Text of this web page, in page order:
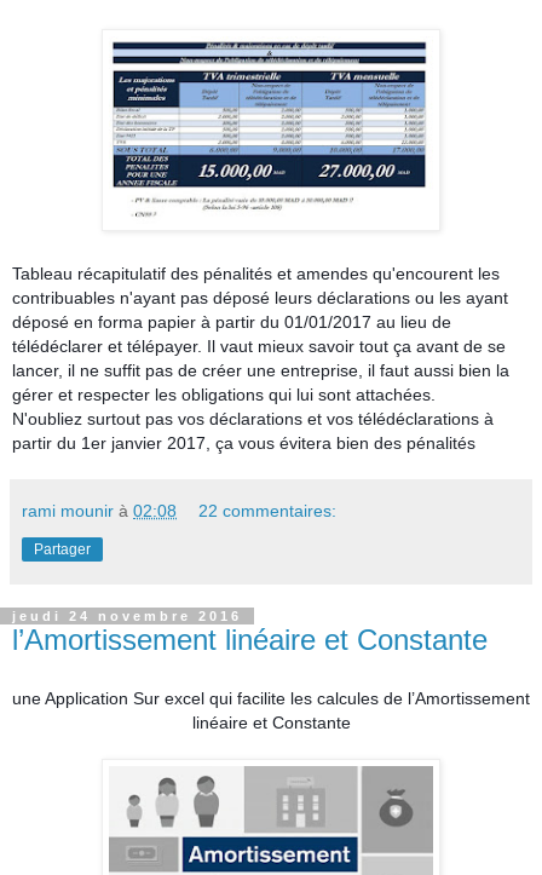
Tableau récapitulatif des pénalités et amendes qu'encourent les
contribuables n'ayant pas déposé leurs déclarations ou les ayant
déposé en forma papier à partir du 01/01/2017 au lieu de
télédéclarer et télépayer. Il vaut mieux savoir tout ça avant de se
lancer, il ne suffit pas de créer une entreprise, il faut aussi bien la
gérer et respecter les obligations qui lui sont attachées.
N'oubliez surtout pas vos déclarations et vos télédéclarations à
partir du 1er janvier 2017, ça vous évitera bien des pénalités
rami mounir à 02:08 22 commentaires:
Partager
jeudi 24 novembre 2016
l’Amortissement linéaire et Constante
une Application Sur excel qui facilite les calcules de l’Amortissement
linéaire et Constante